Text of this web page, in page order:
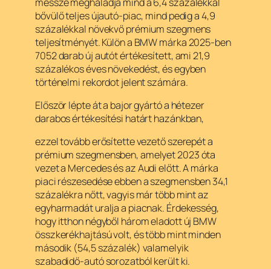
bővülő teljes újautó-piac, mind pedig a 4,9
százalékkal növekvő prémium szegmens
teljesítményét. Külön a BMW márka 2025-ben
7052 darab új autót értékesített, ami 21,9
százalékos éves növekedést, és egyben
történelmi rekordot jelent számára.
Először lépte át a bajor gyártó a hétezer
darabos értékesítési határt hazánkban,
ezzel tovább erősítette vezető szerepét a
prémium szegmensben, amelyet 2023 óta
vezet a Mercedes és az Audi előtt. A márka
piaci részesedése ebben a szegmensben 34,1
százalékra nőtt, vagyis már több mint az
egyharmadát uralja a piacnak. Érdekesség,
hogy itthon négyből három eladott új BMW
összkerékhajtású volt, és több mint minden
második (54,5 százalék) valamelyik
szabadidő-autó sorozatból került ki.